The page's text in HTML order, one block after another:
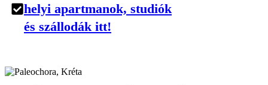
helyi apartmanok, studiók
és szállodák itt!